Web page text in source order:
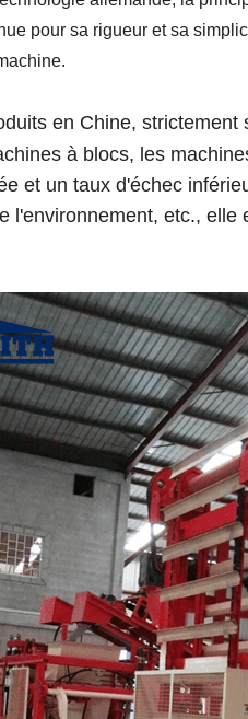
pour sa rigueur et sa
en Chine,
à blocs, les
et un taux d'échec
l'environnement, etc.,